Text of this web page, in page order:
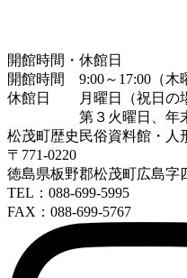
開館時間・休館日
開館時間 9:00～17:00（木
休館日 月曜日（祝日の場
第３火曜日、年末年
松茂町歴史民俗資料館・人
〒771-0220
徳島県板野郡松茂町広島
TEL：088-699-5995
FAX：088-699-5767